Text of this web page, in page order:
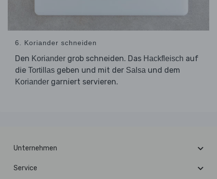
6. Koriander schneiden
Den Koriander grob schneiden. Das Hackfleisch auf
die Tortillas geben und mit der Salsa und dem
Koriander garniert servieren.
Unternehmen
Service